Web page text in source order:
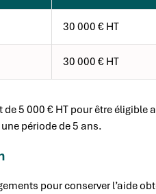
30 000 € HT
30 000 € HT
5 000 € HT pour être
période de 5 ans.
pour conserver l’aide